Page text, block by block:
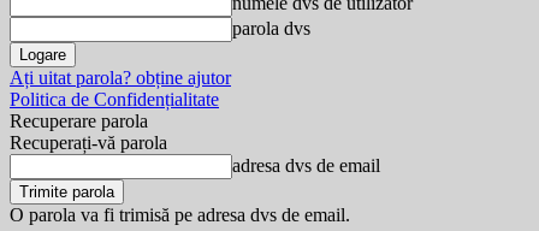
parola dvs
Ați uitat parola? obține ajutor
Politica de Confidențialitate
Recuperare parola
Recuperați-vă parola
adresa dvs de email
O parola va fi trimisă pe adresa dvs de email.